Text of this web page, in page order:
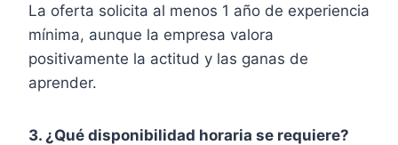
La oferta solicita al menos 1 año de experiencia
mínima, aunque la empresa valora
positivamente la actitud y las ganas de
aprender.
3. ¿Qué disponibilidad horaria se requiere?